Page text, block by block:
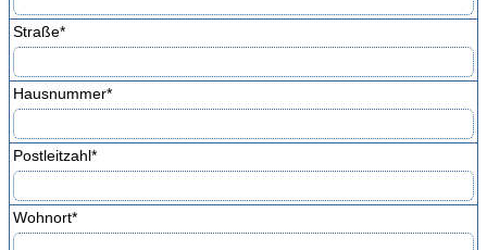
Straße*
Hausnummer*
Postleitzahl*
Wohnort*